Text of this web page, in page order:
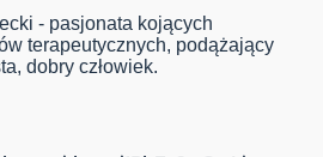
- pasjonata kojących
terapeutycznych, podążający
dobry człowiek.